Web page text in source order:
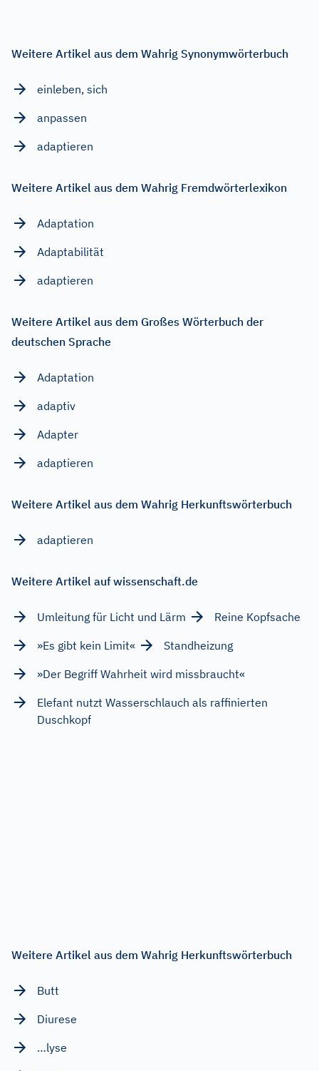
Weitere Artikel aus dem Wahrig Synonymwörterbuch
einleben, sich
anpassen
adaptieren
Weitere Artikel aus dem Wahrig Fremdwörterlexikon
Adaptation
Adaptabilität
adaptieren
Weitere Artikel aus dem Großes Wörterbuch der
deutschen Sprache
Adaptation
adaptiv
Adapter
adaptieren
Weitere Artikel aus dem Wahrig Herkunftswörterbuch
adaptieren
Weitere Artikel auf wissenschaft.de
Umleitung für Licht und Lärm
Reine Kopfsache
»Es gibt kein Limit«
Standheizung
»Der Begriff Wahrheit wird missbraucht«
Elefant nutzt Wasserschlauch als raffinierten
Duschkopf
Weitere Artikel aus dem Wahrig Herkunftswörterbuch
Butt
Diurese
…lyse